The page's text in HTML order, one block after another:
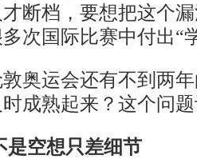
断档，要想把这个
次国际比赛中付出“
运会还有不到两年
成熟起来？这个问
空想只差细节